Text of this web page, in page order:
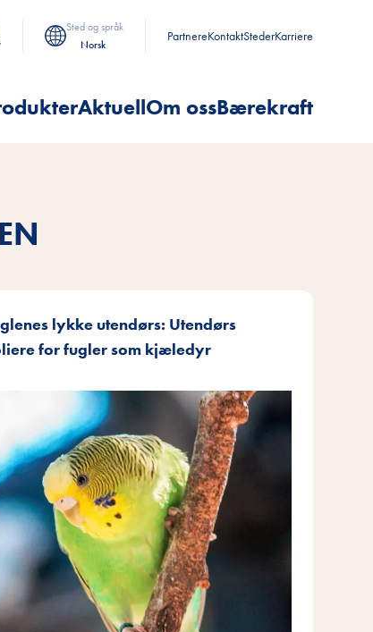
Sted og språk
Norsk
PartnereKontaktStederKarriere
AktuellOm ossBærekraft
lykke utendørs: Utendørs
for fugler som kjæledyr